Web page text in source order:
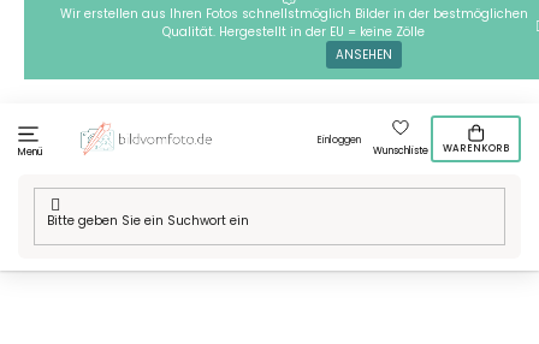
springen
Wir erstellen aus Ihren Fotos schnellstmöglich Bilder in der bestmöglichen
Qualität. Hergestellt in der EU = keine Zölle
ANSEHEN
Menü
Einloggen
Wunschliste
WARENKORB
Startseite
/ Technik / Punktmalerei / Punktmalerei Motive / Orte in
der Welt / Europa / Italien /
Italien